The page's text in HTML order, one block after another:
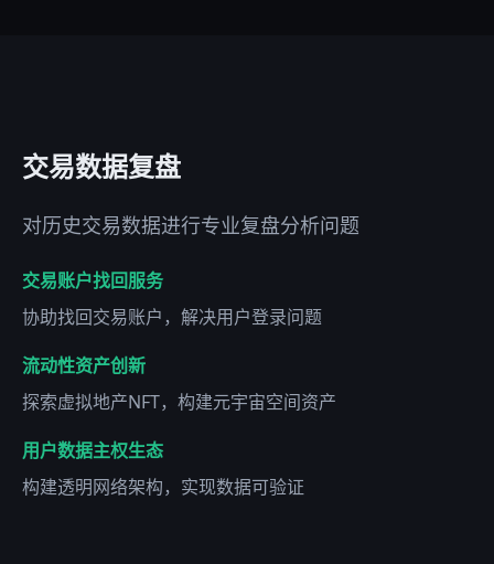
交易数据复盘
对历史交易数据进行专业复盘分析问题
交易账户找回服务
协助找回交易账户，解决用户登录问题
流动性资产创新
探索虚拟地产NFT，构建元宇宙空间资产
用户数据主权生态
构建透明网络架构，实现数据可验证